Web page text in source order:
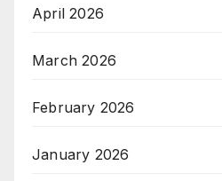
April 2026
March 2026
February 2026
January 2026